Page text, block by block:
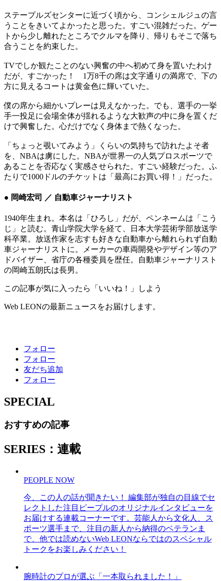
ステープルズセンターに近づく頃から、コンシェルジュの言
うことをきいてよかったと思った。すごい混雑だった。ゲー
トから少し離れたところでクルマを降り、帰りもそこで落ち
合うことを約束した。
TVでしか観たことのない興奮の中へ初めて身を置いたわけ
だが、すごかった！ 1万8千の席は文字通りの満席で、下の
方に見えるコートは黄金色に輝いていた。
僕の席から細かいプレーは見えなかった。でも、選手の一挙
手一投足に会場全体が揺れるような大歓声の中に身を置くだ
けで興奮した。心だけでなく身体まで熱くなった。
「ちょっと覗いてみよう」くらいの気持ちで訪れたよそ者
を、NBAは虜にした。NBAが世界一の人気プロスポーツで
あることを否応なく実感させられた。すごい経験だった。ふ
たりで1000ドルのチケットは「最高にお買い得！」だった。
● 岡崎宏司 ／ 自動車ジャーナリスト
1940年生まれ。本名は「ひろし」だが、ペンネームは「こう
じ」と読む。青山学院大学を経て、日本大学芸術学部放送学
科卒業。放送作家を志すも好きな自動車から離れられず自動
車ジャーナリストに。メーカーの車両開発やデザイン等のア
ドバイザー、省庁の各種委員を歴任。自動車ジャーナリスト
の岡崎五朗氏は長男。
この記事が気に入ったら「いいね！」しよう
Web LEONの最新ニュースをお届けします。
フォロー
フォロー
友だち追加
フォロー
SPECIAL
おすすめの記事
SERIES：連載
PEOPLE NOW
今、この人の話が聞きたい！ 編集部が独自の目線でセ
レクトした注目ピープルのオリジナルインタビューを
お届けする連載コーナーです。芸能人から文化人、ス
ポーツ選手まで、注目の新人から納得のベテランま
で、他では読めないWeb LEONならではのスペシャル
トークをお楽しみください！
腕時計のプロが選ぶ「一本取られました！」